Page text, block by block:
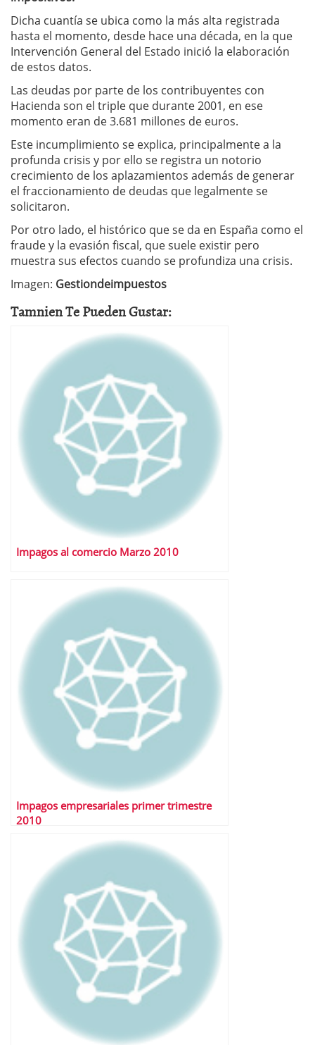
Dicha cuantía se ubica como la más alta registrada
hasta el momento, desde hace una década, en la que
Intervención General del Estado inició la elaboración
de estos datos.
Las deudas por parte de los contribuyentes con
Hacienda son el triple que durante 2001, en ese
momento eran de 3.681 millones de euros.
Este incumplimiento se explica, principalmente a la
profunda crisis y por ello se registra un notorio
crecimiento de los aplazamientos además de generar
el fraccionamiento de deudas que legalmente se
solicitaron.
Por otro lado, el histórico que se da en España como el
fraude y la evasión fiscal, que suele existir pero
muestra sus efectos cuando se profundiza una crisis.
Imagen: Gestiondeimpuestos
Tamnien Te Pueden Gustar:
Impagos al comercio Marzo 2010
Impagos empresariales primer trimestre
2010